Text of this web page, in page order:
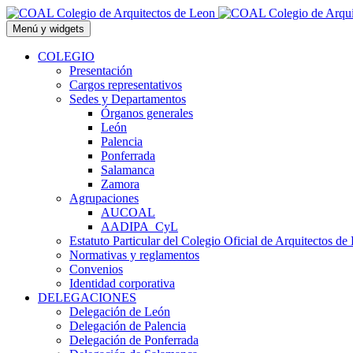
Saltar
al
contenido
Menú y widgets
COLEGIO
Presentación
Cargos representativos
Sedes y Departamentos
Órganos generales
León
Palencia
Ponferrada
Salamanca
Zamora
Agrupaciones
AUCOAL
AADIPA_CyL
Estatuto Particular del Colegio Oficial de Arquitectos de
Normativas y reglamentos
Convenios
Identidad corporativa
DELEGACIONES
Delegación de León
Delegación de Palencia
Delegación de Ponferrada